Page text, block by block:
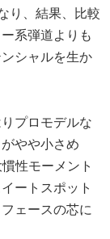
り、結果、比較
系弾道よりも
シャルを生か
プロモデルな
やや小さめ
性モーメント
ートスポット
ェースの芯に